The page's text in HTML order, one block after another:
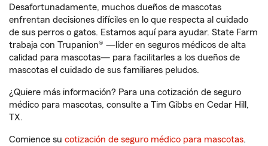
Desafortunadamente, muchos dueños de mascotas
enfrentan decisiones difíciles en lo que respecta al cuidado
de sus perros o gatos. Estamos aquí para ayudar. State Farm
trabaja con Trupanion® —líder en seguros médicos de alta
calidad para mascotas— para facilitarles a los dueños de
mascotas el cuidado de sus familiares peludos.
¿Quiere más información? Para una cotización de seguro
médico para mascotas, consulte a Tim Gibbs en Cedar Hill,
TX.
Comience su cotización de seguro médico para mascotas.